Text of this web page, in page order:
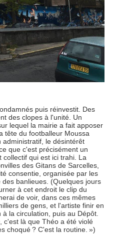
puis réinvestit. Des
des clopes à l'unité. Un
lequel la mairie a fait apposer
tête du footballeur Moussa
administratif, le désintérêt
que c'est précisément un
collectif qui est ici trahi. La
des Gitans de Sarcelles,
consentie, organisée par les
banlieues. (Quelques jours
à cet endroit le clip du
de voir, dans ces mêmes
de gens, et l'artiste finir en
la circulation, puis au Dépôt.
c'est là que Théo a été violé
choqué ? C'est la routine. »)